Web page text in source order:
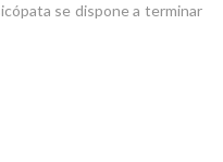
se dispone a terminar